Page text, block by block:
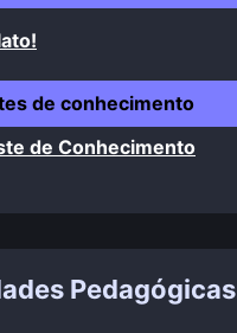
de conhecimento
de Conhecimento
Pedagógicas